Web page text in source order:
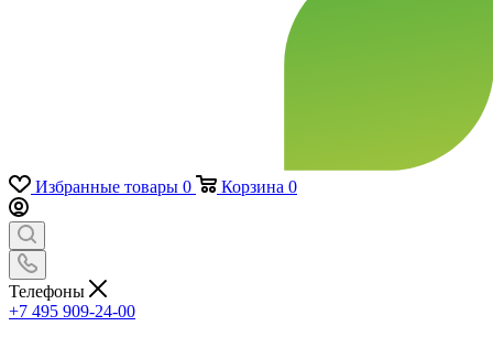
Избранные товары 0 Корзина 0
Телефоны
+7 495 909-24-00